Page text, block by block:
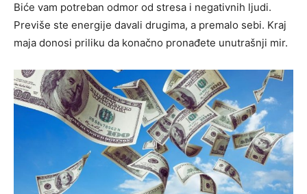
Biće vam potreban odmor od stresa i negativnih ljudi.
Previše ste energije davali drugima, a premalo sebi. Kraj
maja donosi priliku da konačno pronađete unutrašnji mir.